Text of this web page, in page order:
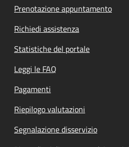
Prenotazione appuntamento
Richiedi assistenza
Statistiche del portale
Leggi le FAQ
Pagamenti
Riepilogo valutazioni
Segnalazione disservizio